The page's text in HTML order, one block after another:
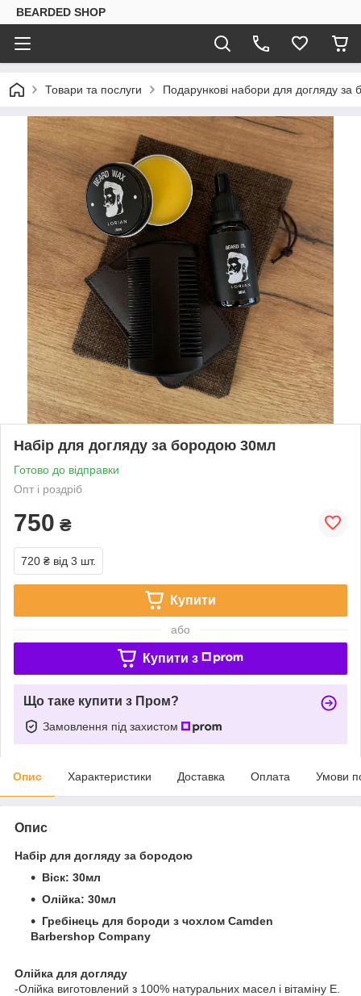
BEARDED SHOP
Товари та послуги Подарункові набори для догляду за
Набір для догляду за бородою 30мл
Готово до відправки
Опт і роздріб
750 ₴
720 ₴ від 3 шт.
Купити
або
Купити з
Що таке купити з Пром?
Замовлення під захистом
Опис Характеристики Доставка Оплата Умови
Опис
Набір для догляду за бородою
Віск: 30мл
Олійка: 30мл
Гребінець для бороди з чохлом Camden
Barbershop Company
Олійка для догляду
-Олійка виготовлений з 100% натуральних масел і вітаміну Е.